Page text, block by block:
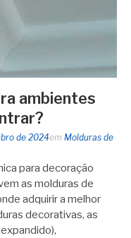
ambientes
de 2024em Molduras de
para decoração
as molduras de
adquirir a melhor
decorativas, as